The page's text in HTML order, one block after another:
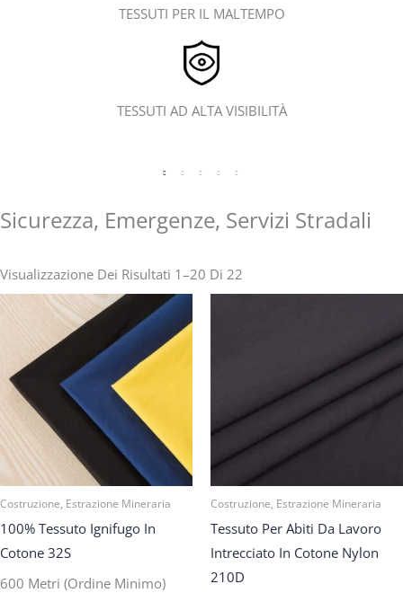
TESSUTI PER IL MALTEMPO
TESSUTI AD ALTA VISIBILITÀ
Sicurezza, Emergenze, Servizi Stradali
Visualizzazione Dei Risultati 1–20 Di 22
Costruzione, Estrazione Mineraria
100% Tessuto Ignifugo In
Cotone 32S
600 Metri (ordine Minimo)
Costruzione, Estrazione Mineraria
Tessuto Per Abiti Da Lavoro
Intrecciato In Cotone Nylon
210D